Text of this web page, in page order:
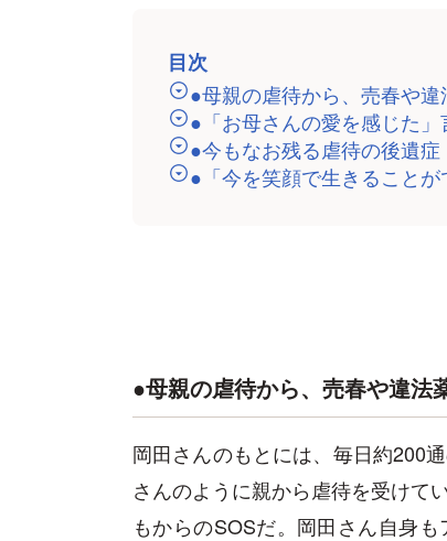
目次
●母親の虐待から、売春や
●「お母さんの愛を感じた」
●今もなお残る虐待の後遺症
●「今を笑顔で生きることが
●母親の虐待から、売春や違法
岡田さんのもとには、毎日約200
さんのように親から虐待を受けて
もからのSOSだ。岡田さん自身